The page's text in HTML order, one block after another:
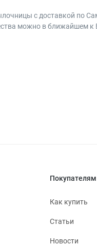
с доставкой по
можно в ближайшем к
Покупателям
Как купить
Статьи
Новости